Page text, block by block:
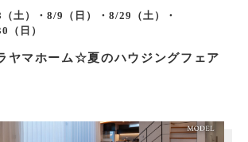
土）・8/9（日）・8/29（土）・
（日）
ヤマホーム☆夏のハウジングフェア